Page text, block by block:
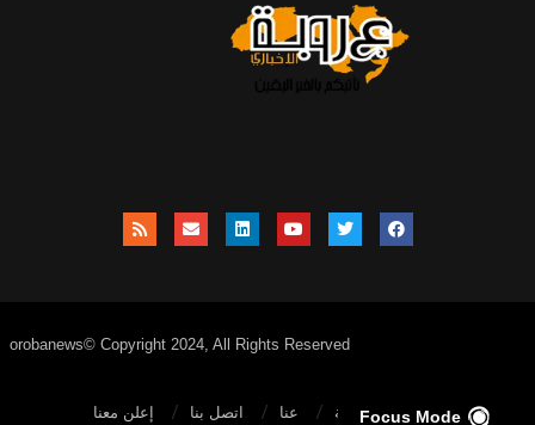
orobanews© Copyright 2024, All Rights Reserved
الصفحة الرئيسية عنا اتصل بنا إعلن معنا Focus Mode